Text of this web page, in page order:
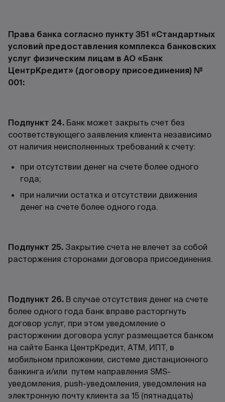
Права банка согласно пункту 351 «Стандартных
условий предоставления комплекса банковских
услуг физическим лицам в АО «Банк
ЦентрКредит» (договору присоединения) №
001:
Подпункт 24. Банк может закрыть счет без
соответствующего заявления клиента независимо
от наличия неисполненных требований к счету:
при отсутствии денег на счете более одного
года;
при наличии остатка и отсутствии движения
денег на счете более одного года.
Подпункт 25. Закрытие счета не влечет за собой
расторжения сторонами договора присоединения.
Подпункт 26. В случае отсутствия денег на счете
более одного года банк вправе расторгнуть
договор услуг, при этом уведомление о
расторжении договора услуг размещается банком
на сайте Банка ЦентрКредит, ATM, ИПТ, в
мобильном приложении, системе дистанционного
банкинга и/или путем направления SMS-
уведомления, push-уведомления, уведомления на
электронную почту клиента за 15 (пятнадцать)